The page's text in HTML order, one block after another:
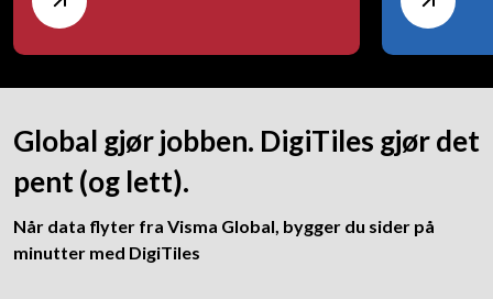
Global gjør jobben. DigiTiles gjør det
pent (og lett).
Når data flyter fra Visma Global, bygger du sider på
minutter med DigiTiles